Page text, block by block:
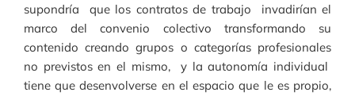
supondría que los contratos de trabajo invadirían el
marco del convenio colectivo transformando su
contenido creando grupos o categorías profesionales
no previstos en el mismo, y la autonomía individual
tiene que desenvolverse en el espacio que le es propio,